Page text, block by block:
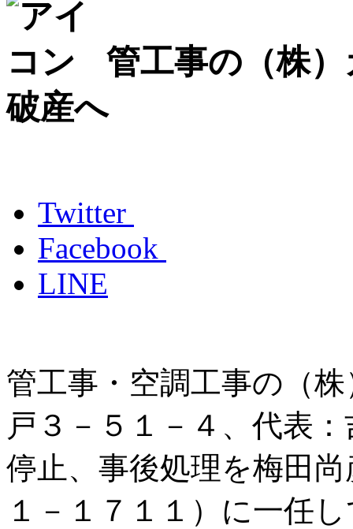
管工事の（株
破産へ
Twitter
Facebook
LINE
管工事・空調工事の（
戸３－５１－４、代表
停止、事後処理を梅田
１－１７１１）に一任